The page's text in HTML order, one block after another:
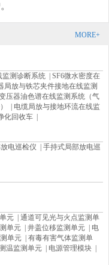
MORE+
监测诊断系统| SF6微水密度在
局放与铁芯夹件接地在线监测
压器油色谱在线监测系统（气
电缆局放与接地环流在线监
化回收车|
电巡检仪
手持式局部放电巡
元| 通道可见光与火点监测单
单元| 井盖位移监测单元|
电
单元| 有毒有害气体监测单
温监测单元| 电源管理模块|